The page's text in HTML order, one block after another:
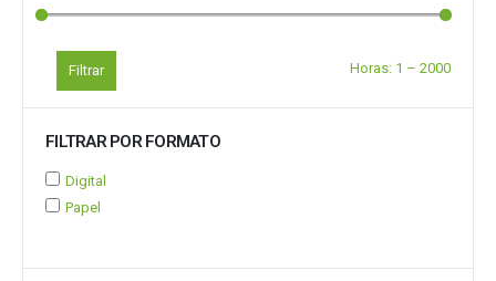
Filtrar Horas: 1 – 2000
FILTRAR POR FORMATO
Digital
Papel